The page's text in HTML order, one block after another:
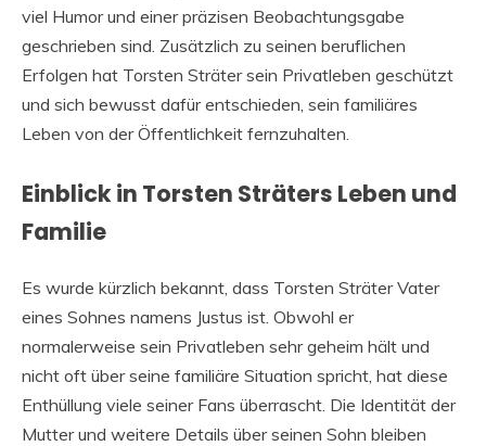
viel Humor und einer präzisen Beobachtungsgabe
geschrieben sind. Zusätzlich zu seinen beruflichen
Erfolgen hat Torsten Sträter sein Privatleben geschützt
und sich bewusst dafür entschieden, sein familiäres
Leben von der Öffentlichkeit fernzuhalten.
Einblick in Torsten Sträters Leben und
Familie
Es wurde kürzlich bekannt, dass Torsten Sträter Vater
eines Sohnes namens Justus ist. Obwohl er
normalerweise sein Privatleben sehr geheim hält und
nicht oft über seine familiäre Situation spricht, hat diese
Enthüllung viele seiner Fans überrascht. Die Identität der
Mutter und weitere Details über seinen Sohn bleiben